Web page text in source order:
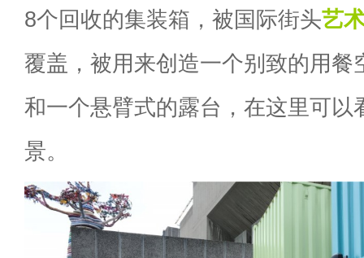
8个回收的集装箱，被国际街头艺
覆盖，被用来创造一个别致的用餐
和一个悬臂式的露台，在这里可以
景。